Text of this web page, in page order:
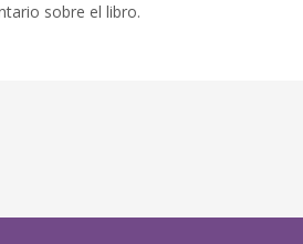
sobre el libro.